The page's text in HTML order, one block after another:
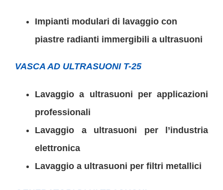
Impianti modulari di lavaggio con
piastre radianti immergibili a ultrasuoni
VASCA AD ULTRASUONI T-25
Lavaggio a ultrasuoni per applicazioni
professionali
Lavaggio a ultrasuoni per l’industria
elettronica
Lavaggio a ultrasuoni per filtri metallici